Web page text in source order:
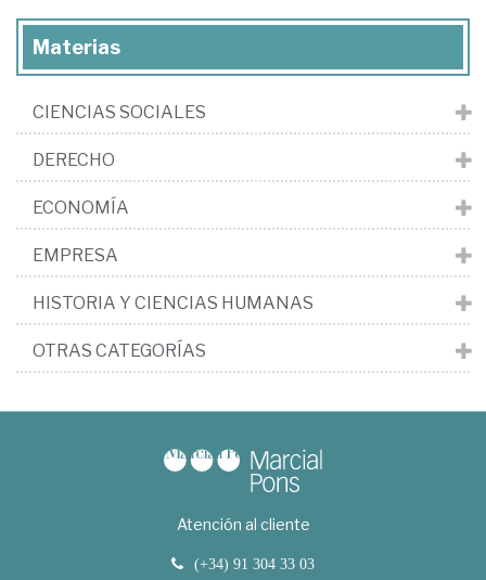
Materias
CIENCIAS SOCIALES
DERECHO
ECONOMÍA
EMPRESA
HISTORIA Y CIENCIAS HUMANAS
OTRAS CATEGORÍAS
Atención al cliente
(+34) 91 304 33 03